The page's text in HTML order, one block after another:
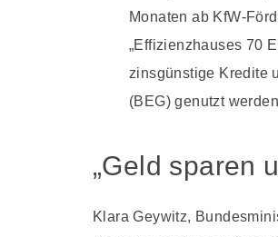
Monaten ab KfW-
„Effizienzhauses 70
zinsgünstige Kredite
(BEG) genutzt
„Geld sparen
Klara Geywitz,